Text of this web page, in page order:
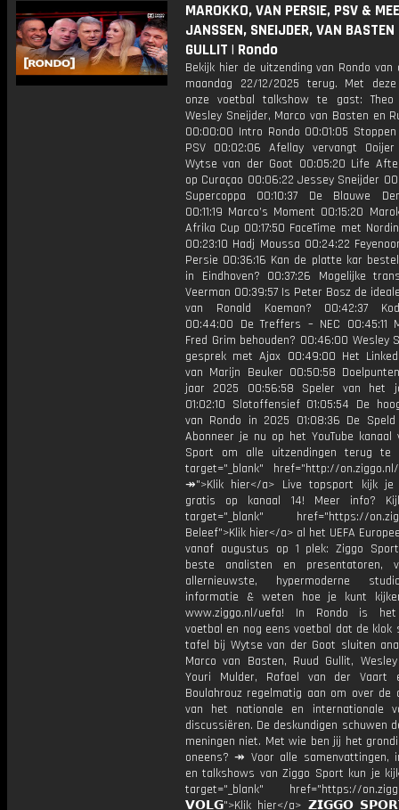
MAROKKO, VAN PERSIE, PSV &
JANSSEN, SNEIJDER, VAN
GULLIT | Rondo
Bekijk hier de uitzending van Rondo van
maandag 22/12/2025 terug. Met
onze voetbal talkshow te gast: Theo
Wesley Sneijder, Marco van Basten en
00:00:00 Intro Rondo 00:01:05
PSV 00:02:06 Afellay vervangt Ooijer
Wytse van der Goot 00:05:20 Life
op Curaçao 00:06:22 Jessey Sneijder
Supercoppa 00:10:37 De Blauwe
00:11:19 Marco’s Moment 00:15:20
Afrika Cup 00:17:50 FaceTime met
00:23:10 Hadj Moussa 00:24:22
Persie 00:36:16 Kan de platte kar
in Eindhoven? 00:37:26 Mogelijke
Veerman 00:39:57 Is Peter Bosz de
van Ronald Koeman? 00:42:37
00:44:00 De Treffers – NEC 00:45:11
Fred Grim behouden? 00:46:00 Wesley
gesprek met Ajax 00:49:00 Het
van Marijn Beuker 00:50:58
jaar 2025 00:56:58 Speler van het
01:02:10 Slotoffensief 01:05:54 De
van Rondo in 2025 01:08:36 De
Abonneer je nu op het YouTube kanaal
Sport om alle uitzendingen terug te
target="_blank" href="http://
↠">Klik hier</a> Live topsport kijk je
gratis op kanaal 14! Meer info?
target="_blank" href="https://
Beleef">Klik hier</a> al het UEFA
vanaf augustus op 1 plek: Ziggo
beste analisten en presentatoren,
allernieuwste, hypermoderne
informatie & weten hoe je kunt
www.ziggo.nl/uefa! In Rondo is
voetbal en nog eens voetbal dat de klok
tafel bij Wytse van der Goot sluiten
Marco van Basten, Ruud Gullit,
Youri Mulder, Rafael van der Vaart
Boulahrouz regelmatig aan om over de
van het nationale en internationale
discussiëren. De deskundigen schuwen
meningen niet. Met wie ben jij het
oneens? ↠ Voor alle samenvattingen,
en talkshows van Ziggo Sport kun je
target="_blank" href="https://
𝗩𝗢𝗟𝗚">Klik hier</a> 𝗭𝗜𝗚𝗚𝗢